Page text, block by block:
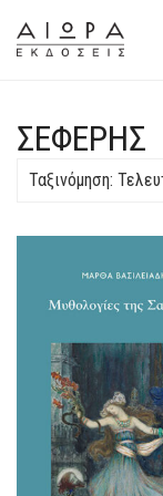
ΣΕΦΈΡΗΣ
Ταξινόμηση: